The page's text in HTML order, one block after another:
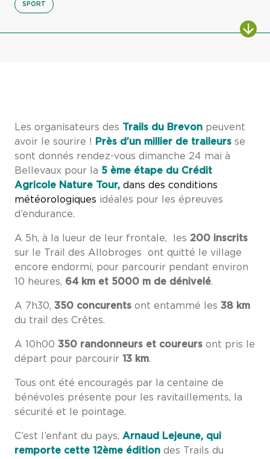
SPORT
Les organisateurs des Trails du Brevon peuvent
avoir le sourire !
Près d’un millier de traileurs se
sont donnés rendez-vous dimanche 24 mai à
Bellevaux pour la 5 ème étape du Crédit
Agricole Nature Tour, dans des conditions
météorologiques idéales pour les épreuves
d’endurance.
A 5h, à la lueur de leur frontale, les 200 inscrits
sur le Trail des Allobroges ont quitté le village
encore endormi, pour parcourir pendant environ
10 heures, 64 km et 5000 m de dénivelé.
A 7h30, 350 concurents ont entammé les 38 km
du trail des Crêtes.
A 10h00 350 randonneurs et coureurs ont pris le
départ pour parcourir 13 km.
Tous ont été encouragés par la centaine de
bénévoles présente pour les ravitaillements, la
sécurité et le pointage.
C’est l’enfant du pays, Arnaud Lejeune, qui
remporte cette 12ème édition des Trails du